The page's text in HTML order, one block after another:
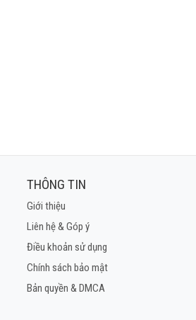
THÔNG TIN
Giới thiệu
Liên hệ & Góp ý
Điều khoản sử dụng
Chính sách bảo mật
Bản quyền & DMCA